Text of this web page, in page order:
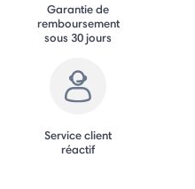
Garantie de
remboursement
sous 30 jours
Service client
réactif